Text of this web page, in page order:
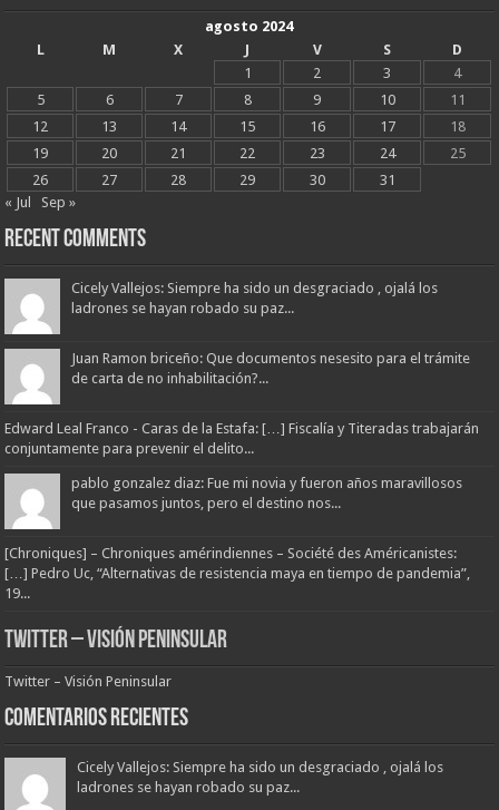
agosto 2024
L
M X J V S
D
1
2 3
4
5
6 7 8 9 10
11
12
13 14 15 16 17
18
19
20 21 22 23 24
25
26
27 28 29 30
31
« Jul
Sep »
Recent Comments
Cicely Vallejos: Siempre ha sido un desgraciado , ojalá los
ladrones se hayan robado su paz...
Juan Ramon briceño: Que documentos nesesito para el trámite
de carta de no inhabilitación?...
Edward Leal Franco - Caras de la Estafa: […] Fiscalía y Titeradas trabajarán
conjuntamente para prevenir el delito...
pablo gonzalez diaz: Fue mi novia y fueron años maravillosos
que pasamos juntos, pero el destino nos...
[Chroniques] – Chroniques amérindiennes – Société des Américanistes:
[…] Pedro Uc, “Alternativas de resistencia maya en tiempo de pandemia”,
19...
Twitter – Visión Peninsular
Twitter – Visión Peninsular
Comentarios Recientes
Cicely Vallejos: Siempre ha sido un desgraciado , ojalá los
ladrones se hayan robado su paz...